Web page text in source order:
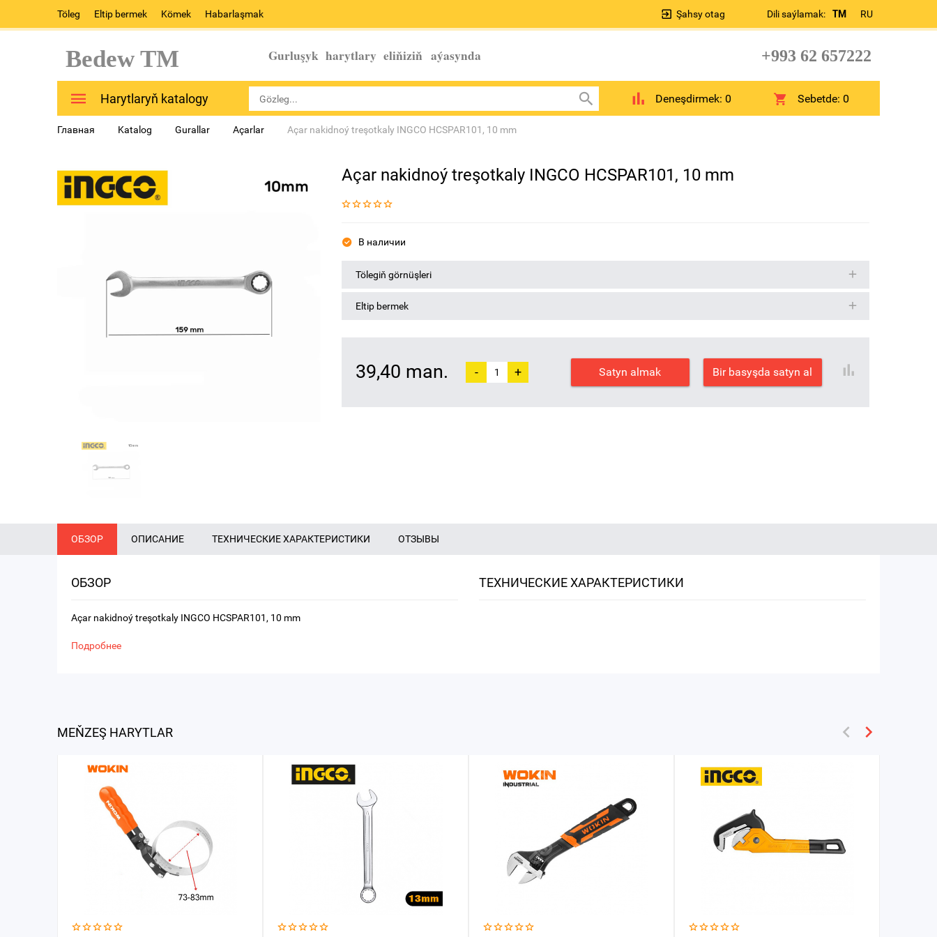
Töleg Eltip bermek Kömek Habarlaşmak Dili saýlamak: TM RU
Şahsy otag
Bedew TM Gurluşyk harytlary eliňiziň aýasynda +993 62 657222
Harytlaryň katalogy Deneşdirmek: 0 Sebetde:0
Главная Katalog Gurallar Açarlar Açar nakidnoý treşotkaly INGCO HCSPAR101, 10 mm
Açar nakidnoý treşotkaly INGCO HCSPAR101, 10 mm
В наличии
Tölegiň görnüşleri
Eltip bermek
39,40 man. - + Satyn almak Bir basyşda satyn al
ОБЗОР ОПИСАНИЕ ТЕХНИЧЕСКИЕ ХАРАКТЕРИСТИКИ ОТЗЫВЫ
ОБЗОР
Açar nakidnoý treşotkaly INGCO HCSPAR101, 10 mm
Подробнее
ТЕХНИЧЕСКИЕ ХАРАКТЕРИСТИКИ
MEŇZEŞ HARYTLAR